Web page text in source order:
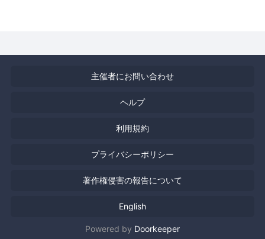
主催者にお問い合わせ
ヘルプ
利用規約
プライバシーポリシー
著作権侵害の報告について
English
Powered by Doorkeeper